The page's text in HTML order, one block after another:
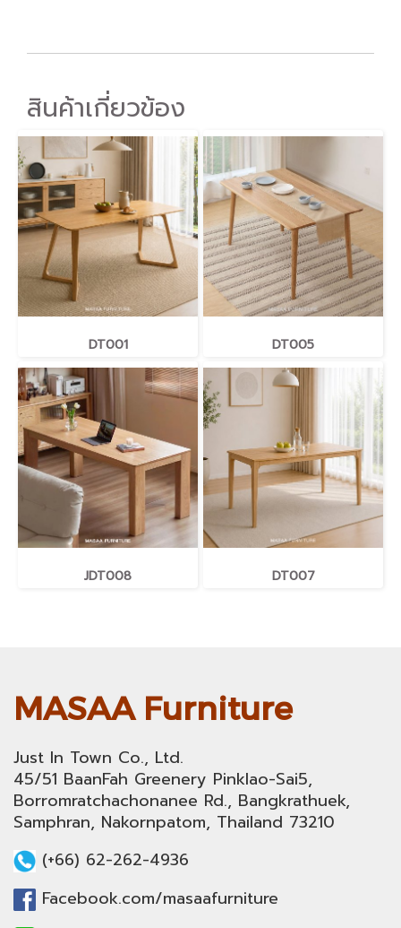
สินค้าเกี่ยวข้อง
DT001 DT005
JDT008 DT007
MASAA Furniture
Just In Town Co., Ltd.
45/51 BaanFah Greenery Pinklao-Sai5,
Borromratchachonanee Rd., Bangkrathuek,
Samphran, Nakornpatom, Thailand 73210
(+66) 62-262-4936
Facebook.com/masaafurniture